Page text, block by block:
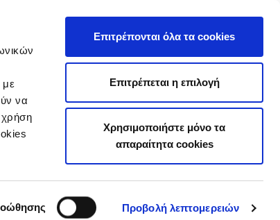
με
να
χρήση
Προβολή λεπτομερειών
Επιτρέπονται όλα τα cookies
Επιτρέπεται η επιλογή
Χρησιμοποιήστε μόνο τα
απαραίτητα cookies
Next
Tweets by CyprusFA
γεγονότα
League
- Μπραν